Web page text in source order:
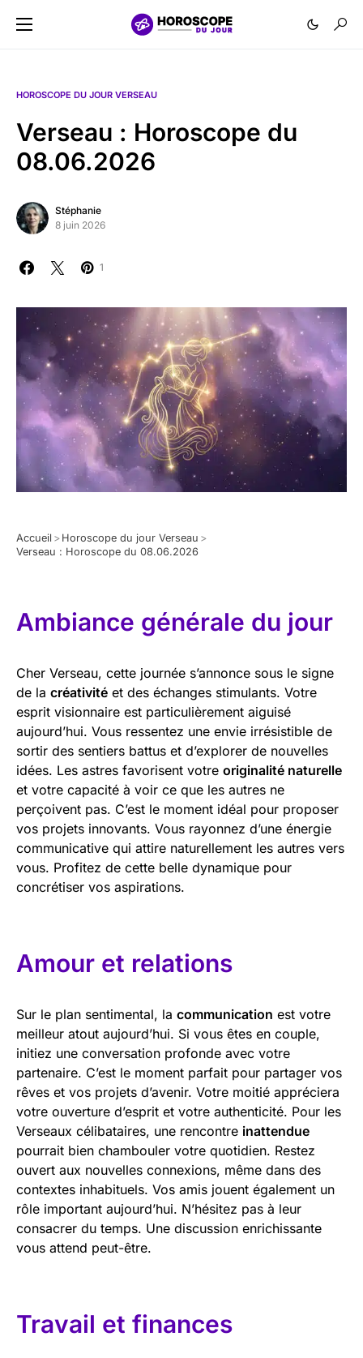
HOROSCOPE DU JOUR VERSEAU
Verseau : Horoscope du
08.06.2026
Stéphanie
8 juin 2026
1
Accueil > Horoscope du jour Verseau >
Verseau : Horoscope du 08.06.2026
Ambiance générale du jour
Cher Verseau, cette journée s’annonce sous le signe
de la créativité et des échanges stimulants. Votre
esprit visionnaire est particulièrement aiguisé
aujourd’hui. Vous ressentez une envie irrésistible de
sortir des sentiers battus et d’explorer de nouvelles
idées. Les astres favorisent votre originalité naturelle
et votre capacité à voir ce que les autres ne
perçoivent pas. C’est le moment idéal pour proposer
vos projets innovants. Vous rayonnez d’une énergie
communicative qui attire naturellement les autres vers
vous. Profitez de cette belle dynamique pour
concrétiser vos aspirations.
Amour et relations
Sur le plan sentimental, la communication est votre
meilleur atout aujourd’hui. Si vous êtes en couple,
initiez une conversation profonde avec votre
partenaire. C’est le moment parfait pour partager vos
rêves et vos projets d’avenir. Votre moitié appréciera
votre ouverture d’esprit et votre authenticité. Pour les
Verseaux célibataires, une rencontre inattendue
pourrait bien chambouler votre quotidien. Restez
ouvert aux nouvelles connexions, même dans des
contextes inhabituels. Vos amis jouent également un
rôle important aujourd’hui. N’hésitez pas à leur
consacrer du temps. Une discussion enrichissante
vous attend peut-être.
Travail et finances